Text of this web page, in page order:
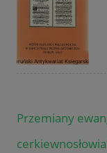
Przemiany